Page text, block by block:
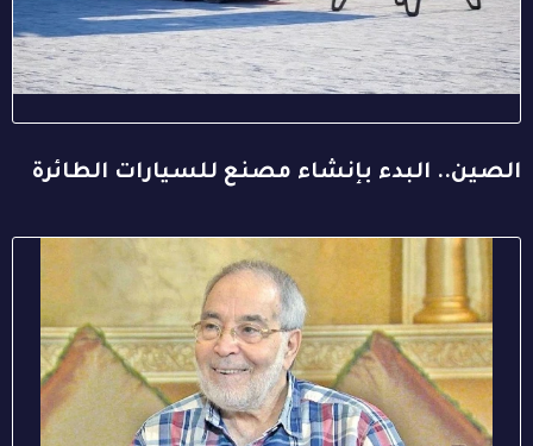
الصين.. البدء بإنشاء مصنع للسيارات الطائرة